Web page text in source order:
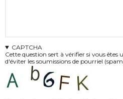
CAPTCHA
Cette question sert à vérifier si vous
d'éviter les soumissions de pourriel